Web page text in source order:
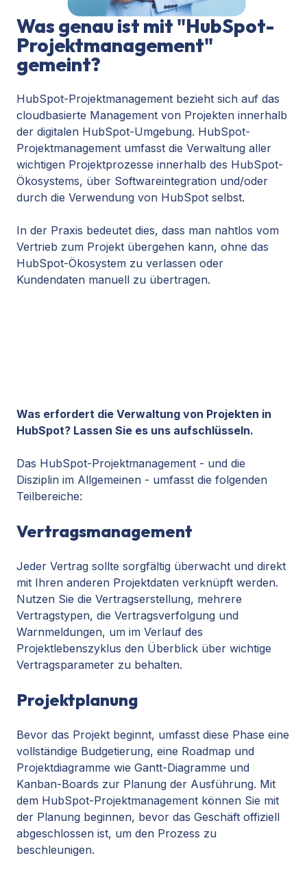
Was genau ist mit "HubSpot-
Projektmanagement"
gemeint?
HubSpot-Projektmanagement bezieht sich auf das
cloudbasierte Management von Projekten innerhalb
der digitalen HubSpot-Umgebung. HubSpot-
Projektmanagement umfasst die Verwaltung aller
wichtigen Projektprozesse innerhalb des HubSpot-
Ökosystems, über Softwareintegration und/oder
durch die Verwendung von HubSpot selbst.
In der Praxis bedeutet dies, dass man nahtlos vom
Vertrieb zum Projekt übergehen kann, ohne das
HubSpot-Ökosystem zu verlassen oder
Kundendaten manuell zu übertragen.
Was erfordert die Verwaltung von Projekten in
HubSpot? Lassen Sie es uns aufschlüsseln.
Das HubSpot-Projektmanagement - und die
Disziplin im Allgemeinen - umfasst die folgenden
Teilbereiche:
Vertragsmanagement
Jeder Vertrag sollte sorgfältig überwacht und direkt
mit Ihren anderen Projektdaten verknüpft werden.
Nutzen Sie die Vertragserstellung, mehrere
Vertragstypen, die Vertragsverfolgung und
Warnmeldungen, um im Verlauf des
Projektlebenszyklus den Überblick über wichtige
Vertragsparameter zu behalten.
Projektplanung
Bevor das Projekt beginnt, umfasst diese Phase eine
vollständige Budgetierung, eine Roadmap und
Projektdiagramme wie Gantt-Diagramme und
Kanban-Boards zur Planung der Ausführung. Mit
dem HubSpot-Projektmanagement können Sie mit
der Planung beginnen, bevor das Geschäft offiziell
abgeschlossen ist, um den Prozess zu
beschleunigen.